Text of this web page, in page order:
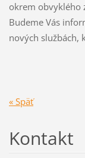
okrem obvyklého
Budeme Vás
nových službách,
« Späť
Kontakt